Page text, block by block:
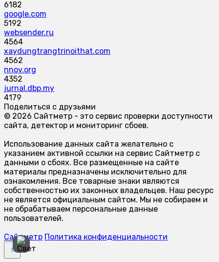
6182
google.com
5192
websender.ru
4564
xaydungtrangtrinoithat.com
4562
nnov.org
4352
jurnal.dbp.my
4179
Поделиться с друзьями
© 2026 Сайтметр - это сервис проверки доступности
сайта, детектор и мониторинг сбоев.
Использование данных сайта желательно с
указанием активной ссылки на сервис Сайтметр с
данными о сбоях. Все размещенные на сайте
материалы предназначены исключительно для
ознакомления. Все товарные знаки являются
собственностью их законных владельцев. Наш ресурс
не является официальным сайтом. Мы не собираем и
не обрабатываем персональные данные
пользователей.
Сайтметр Политика конфиденциальности